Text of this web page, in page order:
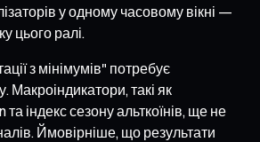
у одному часовому вікні —
цього ралі.
з мінімумів" потребує
Макроіндикатори, такі як
індекс сезону альткоїнів, ще не
Ймовірніше, що результати